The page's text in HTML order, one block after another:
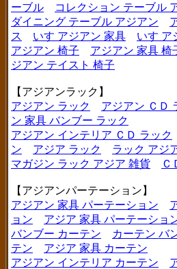
ーブル
コレクション テーブル
ダイニング テーブル アジアン
ス
いす アジアン 家具
いす ア
アジアン 椅子
アジアン 家具 椅
ジアン テイスト 椅子
【アジアンラック】
アジアン ラック
アジアン ＣＤ
ン 家具 バンブー ラック
アジアン インテリア ＣＤ ラック
ン
アジア ラック
ラック アジ
マガジン ラック アジア 雑貨
Ｃ
【アジアンパーテーション】
アジアン 家具 パーテーション
ョン
アジア 家具 パーテーショ
バンブー カーテン
カーテン バ
テン
アジア 家具 カーテン
アジアン インテリア カーテン